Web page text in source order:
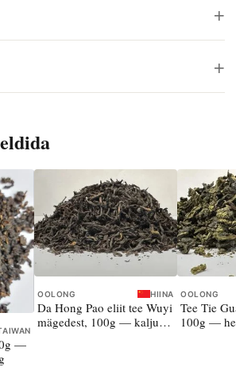
+
+
—
OOLONG HIINA
Da Hong Pao eliit tee Wuyi
mägedest, 100g — kalju-
OOLONG
Tee Tie
100g —